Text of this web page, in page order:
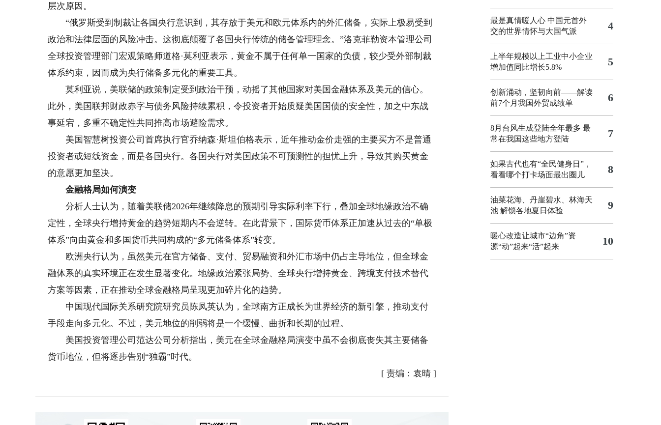
层次原因。
“俄罗斯受到制裁让各国央行意识到，其存放于美元和欧元体系内的外汇储备，实际上极易受到
政治和法律层面的风险冲击。这彻底颠覆了各国央行传统的储备管理理念。”洛克菲勒资本管理公司
全球投资管理部门宏观策略师道格·莫利亚表示，黄金不属于任何单一国家的负债，较少受外部制裁
体系约束，因而成为央行储备多元化的重要工具。
莫利亚说，美联储的政策制定受到政治干预，动摇了其他国家对美国金融体系及美元的信心。
此外，美国联邦财政赤字与债务风险持续累积，令投资者开始质疑美国国债的安全性，加之中东战
事延宕，多重不确定性共同推高市场避险需求。
美国智慧树投资公司首席执行官乔纳森·斯坦伯格表示，近年推动金价走强的主要买方不是普通
投资者或短线资金，而是各国央行。各国央行对美国政策不可预测性的担忧上升，导致其购买黄金
的意愿更加坚决。
金融格局如何演变
分析人士认为，随着美联储2026年继续降息的预期引导实际利率下行，叠加全球地缘政治不确
定性，全球央行增持黄金的趋势短期内不会逆转。在此背景下，国际货币体系正加速从过去的“单极
体系”向由黄金和多国货币共同构成的“多元储备体系”转变。
欧洲央行认为，虽然美元在官方储备、支付、贸易融资和外汇市场中仍占主导地位，但全球金
融体系的真实环境正在发生显著变化。地缘政治紧张局势、全球央行增持黄金、跨境支付技术替代
方案等因素，正在推动全球金融格局呈现更加碎片化的趋势。
中国现代国际关系研究院研究员陈凤英认为，全球南方正成长为世界经济的新引擎，推动支付
手段走向多元化。不过，美元地位的削弱将是一个缓慢、曲折和长期的过程。
美国投资管理公司范达公司分析指出，美元在全球金融格局演变中虽不会彻底丧失其主要储备
货币地位，但将逐步告别“独霸”时代。
[ 责编：袁晴 ]
最是真情暖人心 中国元首外
交的世界情怀与大国气派
4
上半年规模以上工业中小企业
增加值同比增长5.8%
5
创新涌动，坚韧向前——解读
前7个月我国外贸成绩单
6
8月台风生成登陆全年最多 最
常在我国这些地方登陆
7
如果古代也有“全民健身日”，
看看哪个打卡场面最出圈儿
8
油菜花海、丹崖碧水、林海天
池 解锁各地夏日体验
9
暖心改造让城市“边角”资
源“动”起来“活”起来
10